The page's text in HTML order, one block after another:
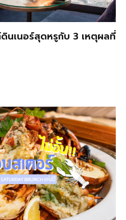
เนอร์สุดหรูกับ 3 เหตุผลที่